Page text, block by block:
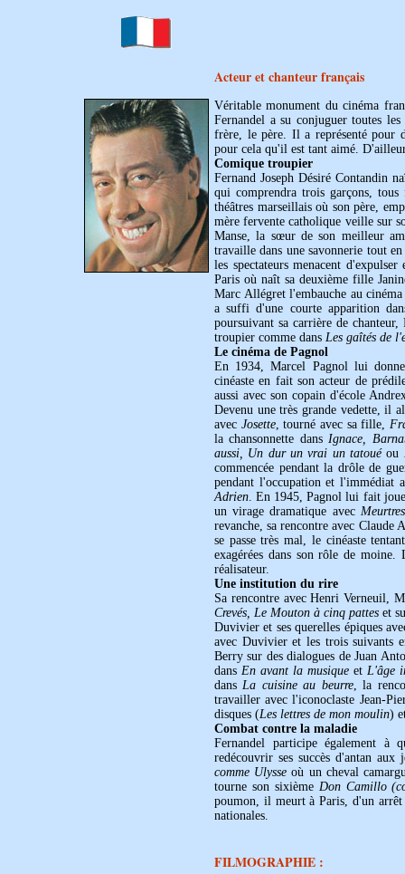
Acteur et chanteur français
Véritable monument du cinéma
Fernandel a su conjuguer toutes
frère, le père. Il a représenté pour
pour cela qu'il est tant aimé.
Comique troupier
Fernand Joseph Désiré Contandin
qui comprendra trois garçons,
théâtres marseillais où son père,
mère fervente catholique veille sur
Manse, la sœur de son meilleur
travaille dans une savonnerie tout
les spectateurs menacent
Paris où naît sa deuxième fille
Marc Allégret l'embauche au
a suffi d'une courte apparition
poursuivant sa carrière de
troupier comme dans Les gaîtés de
Le cinéma de Pagnol
En 1934, Marcel Pagnol lui
cinéaste en fait son acteur de
aussi avec son copain d'école
Devenu une très grande vedette, il
avec Josette, tourné avec sa fille,
la chansonnette dansIgnace,
aussi, Un dur un vrai un tatouéou
commencée pendant la drôle de
pendant l'occupation et l'immédiat
Adrien. En 1945, Pagnol lui fait
un virage dramatique avec Meurtres
revanche, sa rencontre avec Claude
se passe très mal, le cinéaste
exagérées dans son rôle de
réalisateur.
Une institution du rire
Sa rencontre avec Henri Verneuil,
Crevés, Le Mouton à cinq pattes et
Duvivier et ses querelles épiques
avec Duvivier et les trois suivants
Berry sur des dialogues de Juan
dans En avant la musique et L'âge
dansLa cuisine au beurre, la
travailler avec l'iconoclaste Jean-
disques (Les lettres de mon moulin)
Combat contre la maladie
Fernandel participe également à
redécouvrir ses succès d'antan
comme Ulysse où un cheval
tourne son sixième Don Camillo
poumon, il meurt à Paris, d'un arrêt
nationales.
FILMOGRAPHIE :